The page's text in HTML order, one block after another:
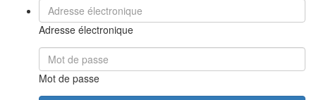
Adresse électronique
Mot de passe